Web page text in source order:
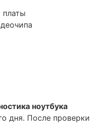
платы
ноутбука
дня. После проверки